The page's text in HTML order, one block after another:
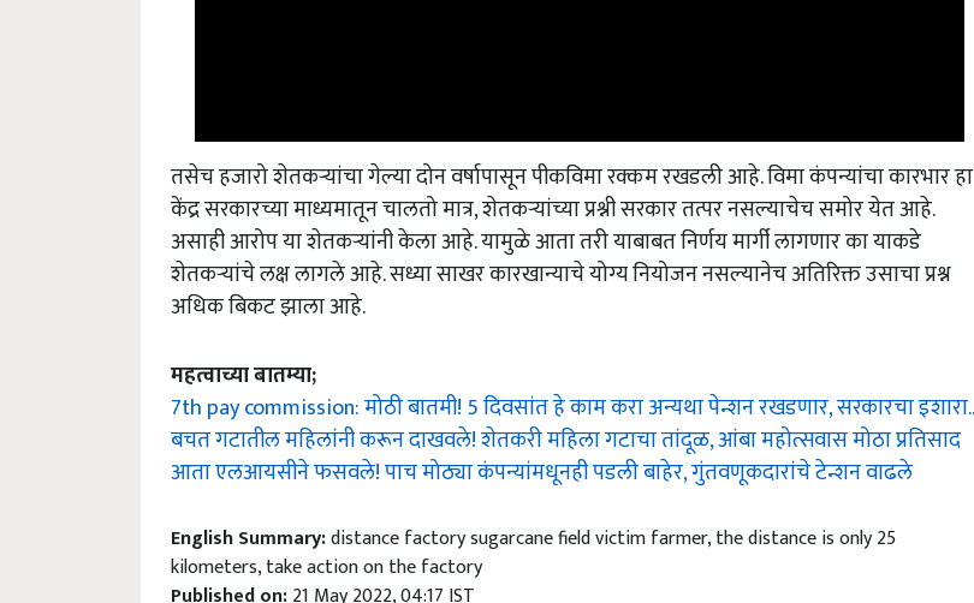
तसेच हजारो शेतकऱ्यांचा गेल्या दोन वर्षापासून पीकविमा रक्कम रखडली आहे. विमा कंपन्यांचा कारभार हा
केंद्र सरकारच्या माध्यमातून चालतो मात्र, शेतकऱ्यांच्या प्रश्नी सरकार तत्पर नसल्याचेच समोर येत आहे.
असाही आरोप या शेतकऱ्यांनी केला आहे. यामुळे आता तरी याबाबत निर्णय मार्गी लागणार का याकडे
शेतकऱ्यांचे लक्ष लागले आहे. सध्या साखर कारखान्याचे योग्य नियोजन नसल्यानेच अतिरिक्त उसाचा प्रश्न
अधिक बिकट झाला आहे.
महत्वाच्या बातम्या;
7th pay commission: मोठी बातमी! 5 दिवसांत हे काम करा अन्यथा पेन्शन रखडणार, सरकारचा इशारा..
बचत गटातील महिलांनी करून दाखवले! शेतकरी महिला गटाचा तांदूळ, आंबा महोत्सवास मोठा प्रतिसाद
आता एलआयसीने फसवले! पाच मोठ्या कंपन्यांमधूनही पडली बाहेर, गुंतवणूकदारांचे टेन्शन वाढले
English Summary: distance factory sugarcane field victim farmer, the distance is only 25
kilometers, take action on the factory
Published on: 21 May 2022, 04:17 IST